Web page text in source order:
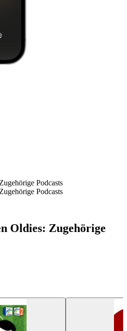
Podcasts
Podcasts
Oldies: Zugehörige